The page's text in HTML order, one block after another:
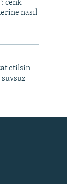
cenk
nasıl
etilsin
suvsuz